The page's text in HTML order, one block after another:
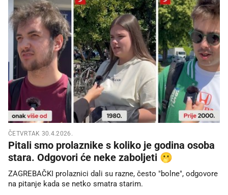
ČETVRTAK 30.4.2026.
Pitali smo prolaznike s koliko je godina osoba
stara. Odgovori će neke zaboljeti 🫢
ZAGREBAČKI prolaznici dali su razne, često "bolne", odgovore
na pitanje kada se netko smatra starim.